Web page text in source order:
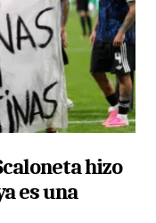
hizo
es una